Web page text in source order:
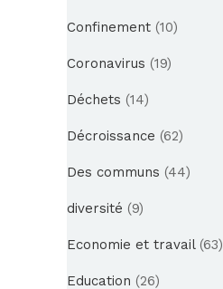
Confinement (10)
Coronavirus (19)
Déchets (14)
Décroissance (62)
Des communs (44)
diversité (9)
Economie et travail(63)
Education (26)